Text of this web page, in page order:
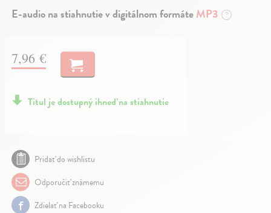
E-audio na stiahnutie v digitálnom formáteMP3 ?
7,96 €
Titul je dostupný ihneď na stiahnutie
Pridať do wishlistu
Odporučiť známemu
Zdielať na Facebooku